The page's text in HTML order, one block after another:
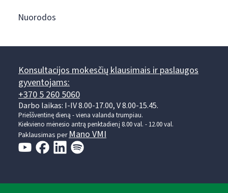
Nuorodos
Konsultacijos mokesčių klausimais ir paslaugos
gyventojams:
+370 5 260 5060
Darbo laikas: I-IV 8.00-17.00, V 8.00-15.45.
Prieššventinę dieną - viena valanda trumpiau.
Kiekvieno mėnesio antrą penktadienį 8.00 val. - 12.00 val.
Paklausimas perMano VMI